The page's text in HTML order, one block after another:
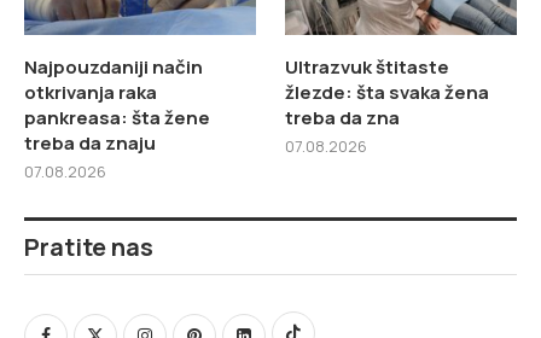
Najpouzdaniji način
otkrivanja raka
pankreasa: šta žene
treba da znaju
07.08.2026
Ultrazvuk štitaste
žlezde: šta svaka žena
treba da zna
07.08.2026
Pratite nas